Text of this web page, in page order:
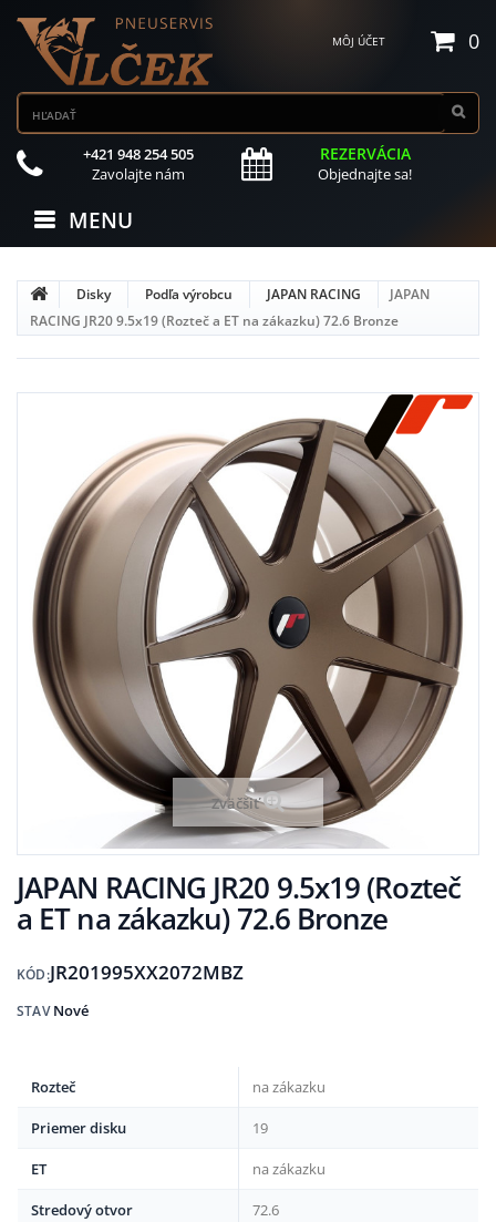
0
MÔJ ÚČET
+421 948 254 505
Zavolajte nám
REZERVÁCIA
Objednajte sa!
MENU
Disky Podľa výrobcu JAPAN RACING
JAPAN
RACING JR20 9.5x19 (Rozteč a ET na zákazku) 72.6 Bronze
Zväčšiť
JAPAN RACING JR20 9.5x19 (Rozteč
a ET na zákazku) 72.6 Bronze
KÓD:JR201995XX2072MBZ
STAV Nové
Rozteč na zákazku
Priemer disku 19
ET na zákazku
Stredový otvor 72.6